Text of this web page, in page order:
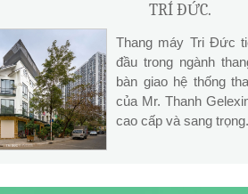
TRÍ ĐỨC.
Thang máy Tri Đức
đầu trong ngành
bàn giao hệ thống
của Mr. Thanh
cao cấp và sang trọng.